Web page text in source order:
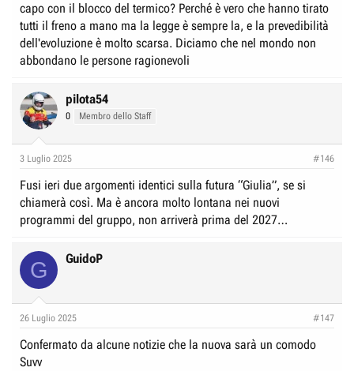
capo con il blocco del termico? Perché è vero che hanno tirato
tutti il freno a mano ma la legge è sempre la, e la prevedibilità
dell'evoluzione è molto scarsa. Diciamo che nel mondo non
abbondano le persone ragionevoli
pilota54
0 Membro dello Staff
3 Luglio 2025 #146
Fusi ieri due argomenti identici sulla futura “Giulia”, se si
chiamerà così. Ma è ancora molto lontana nei nuovi
programmi del gruppo, non arriverà prima del 2027…
G GuidoP
26 Luglio 2025 #147
Confermato da alcune notizie che la nuova sarà un comodo
Suvv